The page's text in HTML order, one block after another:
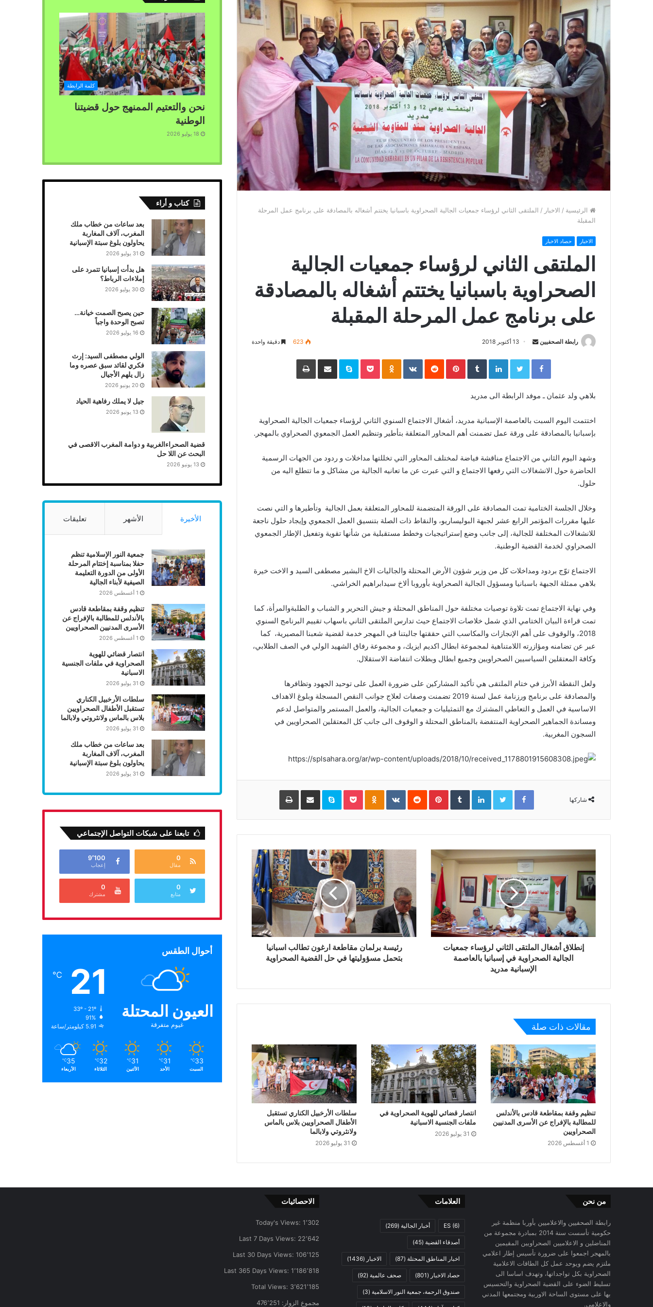
الرئيسية / الاخبار / الملتقى الثاني لرؤساء جمعيات الجالية الصحراوية باسبانيا يختتم أشغاله بالمصادقة على برنامج عمل المرحلة
المقبلة
الاخبار حصاد الاخبار
الملتقى الثاني لرؤساء جمعيات الجالية
الصحراوية باسبانيا يختتم أشغاله بالمصادقة
على برنامج عمل المرحلة المقبلة
رابطة الصحفيين
d
n
m
a
l
13 أكتوبر 2018 623 دقيقة واحدة
Facebook
Twitter
LinkedIn
‏Tumblr
Pinterest
‏Reddit
‏VKontakte
Pocket
Skype مشاركة عبر البريد
بلاهي ولد عثمان ـ موفد الرابطة الى مدريد
اختتمت اليوم السبت بالعاصمة الإسبانية مدريد، أشغال الاجتماع السنوي الثاني لرؤساء جمعيات الجالية الصحراوية
بإسبانيا بالمصادقة على ورقة عمل تضمنت أهم المحاور المتعلقة بتأطير وتنظيم العمل الجمعوي الصحراوي بالمهجر.
وشهد اليوم الثاني من الاجتماع مناقشة فياضة لمختلف المحاور التي تخللتها مداخلات و ردود من الجهات الرسمية
الحاضرة حول الانشغالات التي رفعها الاجتماع و التي عبرت عن ما تعانيه الجالية من مشاكل و ما تتطلع اليه من
حلول.
وخلال الجلسة الختامية تمت المصادقة على الورقة المتضمنة للمحاور المتعلقة بعمل الجالية وتأطيرها و التي نصت
عليها مقررات المؤتمر الرابع عشر لجبهة البوليساريو، والنقاط ذات الصلة بتنسيق العمل الجمعوي وإيجاد حلول ناجعة
للانشغالات المختلفة للجالية، إلى جانب وضع إستراتيجيات وخطط مستقبلية من شأنها تقوية وتفعيل الإطار الجمعوي
الصحراوي لخدمة القضية الوطنية.
الاجتماع توّج بردود ومداخلات كل من وزير شؤون الأرض المحتلة والجاليات الاخ البشير مصطفى السيد و الاخت خيرة
بلاهي ممثلة الجبهة باسبانيا ومسؤول الجالية الصحراوية بأوروبا ألاخ سيدابراهيم الخراشي.
وفي نهاية الاجتماع تمت تلاوة توصيات مختلفة حول المناطق المحتلة و جيش التحرير و الشباب و الطلبةوالمرأة، كما
تمت قراءة البيان الختامي الذي شمل خلاصات الاجتماع حيث تدارس الملتقى الثاني باسهاب تقييم البرنامج السنوي
2018، والوقوف على أهم الإنجازات والمكاسب التي حققتها جاليتنا في المهجر خدمة لقضية شعبنا المصيرية، كما
عبر عن تضامنه ومؤازرته اللامتناهية لمجموعة ابطال اكديم ايزيك، و مجموعة رفاق الشهيد الولي في الصف الطلابي،
وكافة المعتقلين السياسيين الصحراويين وجميع ابطال وبطلات انتفاضة الاستقلال.
ولعل النقطة الأبرز في ختام الملتقى هي تأكيد المشاركين على ضرورة العمل على توحيد الجهود وتظافرها
والمصادقة على برنامج ورزنامة عمل لسنة 2019 تضمنت وصفات لعلاج جوانب النقص المسجلة وبلوغ الاهداف
الاساسية في العمل و التعاطي المشترك مع التمثيليات و جمعيات الجالية، والعمل المستمر والمتواصل لدعم
ومساندة الجماهير الصحراوية المنتفضة بالمناطق المحتلة و الوقوف الى جانب كل المعتقلين الصحراويين في
السجون المغربية.
شاركها
Facebook
Twitter
LinkedIn
‏Tumblr
Pinterest
‏Reddit
‏VKontakte
Pocket
Skype مشاركة عبر البريد
إنطلاق أشغال الملتقى الثاني لرؤساء جمعيات
الجالية الصحراوية في إسبانيا بالعاصمة
الإسبانية مدريد
رئيسة برلمان مقاطعة ارغون تطالب اسبانيا
بتحمل مسؤوليتها في حل القضية الصحراوية
مقالات ذات صلة
تنظيم وقفة بمقاطعة قادس بالأندلس
للمطالبة بالإفراج عن الأسرى المدنيين
الصحراويين
1 أغسطس 2026
انتصار قضائي للهوية الصحراوية في
ملفات الجنسية الاسبانية
31 يوليو 2026
سلطات الأرخبيل الكناري تستقبل
الأطفال الصحراويين بلاس بالماس
ولانثروتي ولابالما
31 يوليو 2026
كلمة الرابطة
نحن والتعتيم الممنهج حول قضيتنا
الوطنية
18 يوليو 2026
كتاب و أراء
بعد ساعات من خطاب ملك
المغرب، آلاف المغاربة
يحاولون بلوغ سبتة الإسبانية
31 يوليو 2026
هل بدأت إسبانيا تتمرد على
إملاءات الرباط؟
30 يوليو 2026
حين يصبح الصمت خيانة…
تصبح الوحدة واجباً
16 يوليو 2026
الولي مصطفى السيد: إرث
فكري لقائد سبق عصره وما
زال يلهم الأجيال
20 يونيو 2026
جيل لا يملك رفاهية الحياد
13 يونيو 2026
قضية الصحراءالغربية و دوامة المغرب الاقصى في
البحث عن اللا حل
13 يونيو 2026
الأخيرة الأشهر تعليقات
جمعية النور الإسلامية تنظم
حفلا بمناسبة إختتام المرحلة
الأولى من الدورة التعليمة
الصيفية لأبناء الجالية
1 أغسطس 2026
تنظيم وقفة بمقاطعة قادس
بالأندلس للمطالبة بالإفراج عن
الأسرى المدنيين الصحراويين
1 أغسطس 2026
انتصار قضائي للهوية
الصحراوية في ملفات الجنسية
الاسبانية
31 يوليو 2026
سلطات الأرخبيل الكناري
تستقبل الأطفال الصحراويين
بلاس بالماس ولانثروتي ولابالما
31 يوليو 2026
بعد ساعات من خطاب ملك
المغرب، آلاف المغاربة
يحاولون بلوغ سبتة الإسبانية
31 يوليو 2026
تابعنا على شبكات التواصل الإجتماعي
0
مقال
9٬100
إعجاب
0
متابع
0
مشترك
أحوال الطقس
العيون المحتلة
غيوم متفرقة
21
℃
33º - 21º
91%
5.91 كيلومتر/ساعة
33
℃
السبت
31
℃
الأحد
31
℃
الأثنين
32
℃
الثلاثاء
35
℃
الأربعاء
من نحن
رابطة الصحفيين والاعلاميين بأوربا منظمة غير
حكومية تأسست سنة 2014 بمبادرة مجموعة من
المناضلين و الاعلاميين الصحراويين المقيمين
بالمهجر اجمعوا على ضرورة تأسيس إطار اعلامي
ملتزم يضم ويوحد عمل كل الطاقات الاعلامية
الصحراوية بكل تواجداتها، وتهدف اساسا الى
تسليط الضوء على القضية الصحراوية والتحسيس
بها على مستوى الساحة الاوربية ومجتمعها المدني
والاعلامي.
العلامات
ES (6) أخبار الجالية (269)
أصدقاء القضية (45)
اخبار المناطق المحتلة (87) الاخبار (1436)
حصاد الاخبار (801) صحف عالمية (92)
صندوق الرحمة، جمعية النور الاسلامية (3)
الاحصائيات
Today's Views: 1٬302
Last 7 Days Views: 22٬642
Last 30 Days Views: 106٬125
Last 365 Days Views: 1٬186٬818
Total Views: 3٬621٬185
مجموع الزوار: 476٬251